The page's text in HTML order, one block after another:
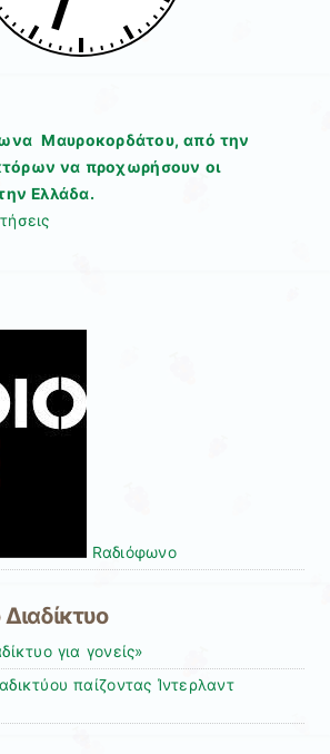
 Μαυροκορδάτου, από την
να προχωρήσουν οι
Ελλάδα.
Rαδιόφωνo
για γονείς»
παίζοντας Ίντερλαντ